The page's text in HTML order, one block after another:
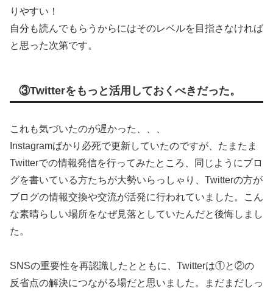
りやすい！
自分も読んでもらうからにはそのレベルを目指さなければ
と思った次第です。
③Twitterをもっと活用しておくべきだった。
これも気づいたのが遅かった、、、
Instagramばかり必死で更新していたのですが、たまたま
Twitterでの情報発信を行ってみたところ、同じようにブロ
グを書いている方たちが大勢いらっしゃり、Twitterの方が
ブログの情報交換や交流が活発に行われていました。こん
な素晴らしい場所をなぜ見落としていたんだと後悔しまし
た。
SNSの重要性を再認識したとともに、Twitterは①と②の
反省点の解決につながる場だと思いました。まだまだしっ